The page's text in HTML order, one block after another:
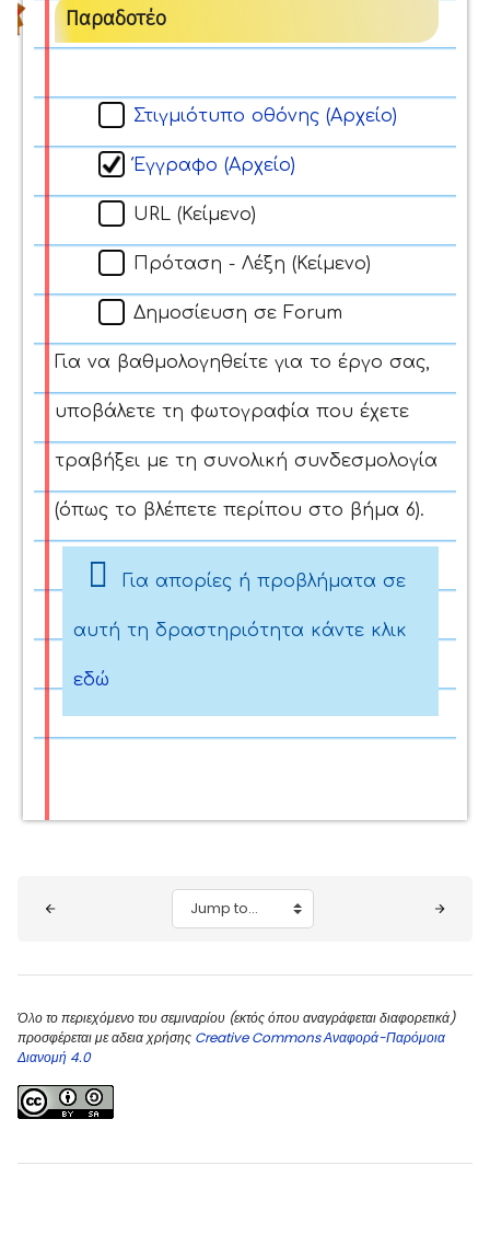
Παραδοτέο
Στιγμιότυπο οθόνης (Αρχείο)
Έγγραφο (Αρχείο)
URL (Κείμενο)
Πρόταση - Λέξη (Κείμενο)
Δημοσίευση σε Forum
Για να βαθμολογηθείτε για το έργο σας,
υποβάλετε τη φωτογραφία που έχετε
τραβήξει με τη συνολική συνδεσμολογία
(όπως το βλέπετε περίπου στο βήμα 6).
Για απορίες ή προβλήματα σε
αυτή τη δραστηριότητα κάντε κλικ
εδώ
Jump to...
Όλο το περιεχόμενο του σεμιναρίου (εκτός όπου αναγράφεται διαφορετικά)
προσφέρεται με αδεια χρήσης Creative Commons Αναφορά-Παρόμοια
Διανομή 4.0